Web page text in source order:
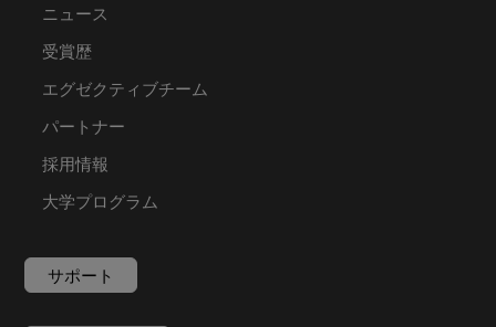
ニュース
受賞歴
エグゼクティブチーム
パートナー
採用情報
大学プログラム
サポート